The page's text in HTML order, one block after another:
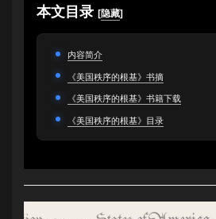
本文目录 [隐藏]
内容简介
《美国秩序的根基》书摘
《美国秩序的根基》书籍下载
《美国秩序的根基》目录